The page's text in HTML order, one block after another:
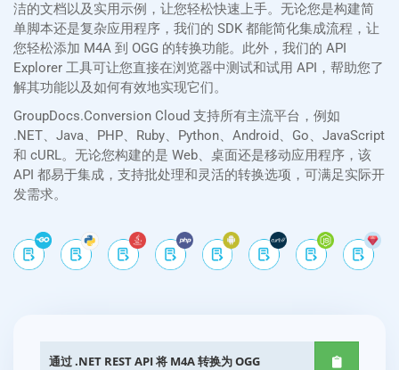
洁的文档以及实用示例，让您轻松快速上手。无论您是构建简
单脚本还是复杂应用程序，我们的 SDK 都能简化集成流程，让
您轻松添加 M4A 到 OGG 的转换功能。此外，我们的 API
Explorer 工具可让您直接在浏览器中测试和试用 API，帮助您了
解其功能以及如何有效地实现它们。
GroupDocs.Conversion Cloud 支持所有主流平台，例如
.NET、Java、PHP、Ruby、Python、Android、Go、JavaScript
和 cURL。无论您构建的是 Web、桌面还是移动应用程序，该
API 都易于集成，支持批处理和灵活的转换选项，可满足实际开
发需求。
通过 .NET REST API 将 M4A 转换为 OGG